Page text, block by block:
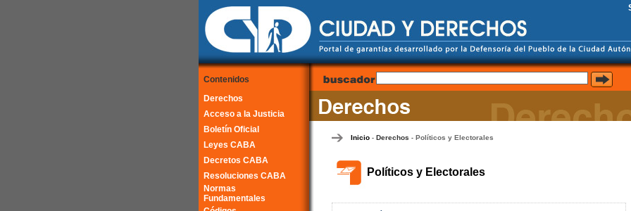
Contenidos
Derechos
Acceso a la Justicia
Boletín Oficial
Leyes CABA
Decretos CABA
Resoluciones CABA
Normas
Fundamentales
Inicio- Derechos - Políticos y Electorales
Políticos y Electorales